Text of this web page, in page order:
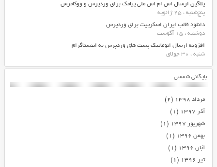
پلاگین ارسال اس ام اس ملی پیامک برای وردپرس و ووکامرس
پنج‌شنبه ، 25 ژانویه
دانلود قالب ایران اسکریپت برای وردپرس
دوشنبه ، 15 آگوست
افزونه ارسال اتوماتیک پست های وردپرس به اینستاگرام
شنبه ، 30 جولای
بایگانی شمسی
مرداد ۱۳۹۸
(۲)
آذر ۱۳۹۷
(۱)
شهریور ۱۳۹۷
(۱)
بهمن ۱۳۹۶
(۱)
آبان ۱۳۹۶
(۱)
تیر ۱۳۹۶
(۱)